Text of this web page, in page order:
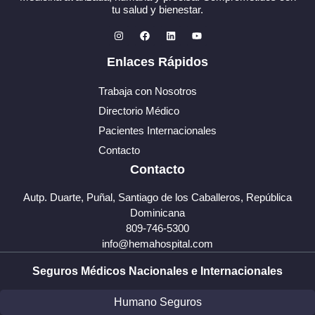
tu salud y bienestar.
Enlaces Rápidos
Trabaja con Nosotros
Directorio Médico
Pacientes Internacionales
Contacto
Contacto
Autp. Duarte, Puñal, Santiago de los Caballeros, República
Dominicana
809-746-5300
info@hemahospital.com
Seguros Médicos Nacionales e Internacionales
Humano Seguros